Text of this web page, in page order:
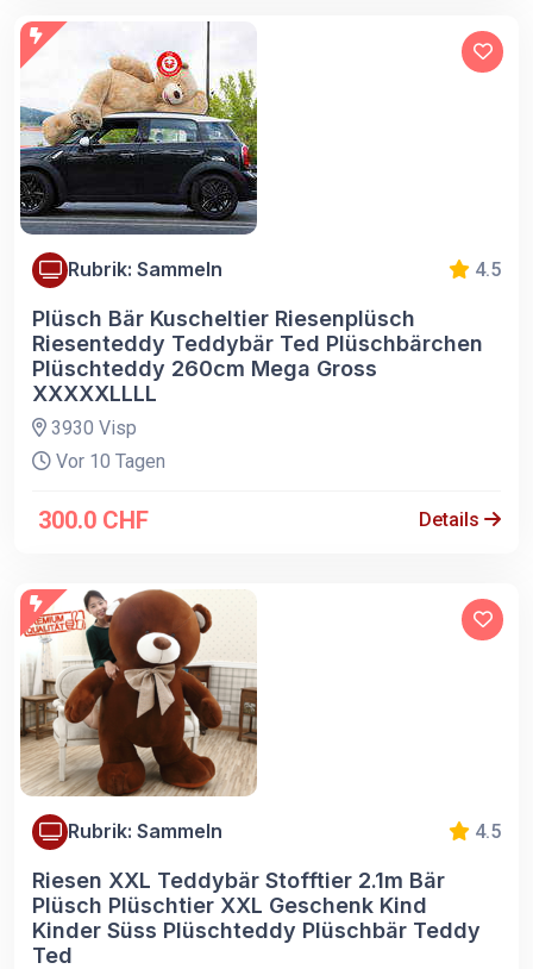
Rubrik: Sammeln 4.5
Plüsch Bär Kuscheltier Riesenplüsch
Riesenteddy Teddybär Ted Plüschbärchen
Plüschteddy 260cm Mega Gross
XXXXXLLLL
3930 Visp
Vor 10 Tagen
300.0 CHF Details
Rubrik: Sammeln 4.5
Riesen XXL Teddybär Stofftier 2.1m Bär
Plüsch Plüschtier XXL Geschenk Kind
Kinder Süss Plüschteddy Plüschbär Teddy
Ted